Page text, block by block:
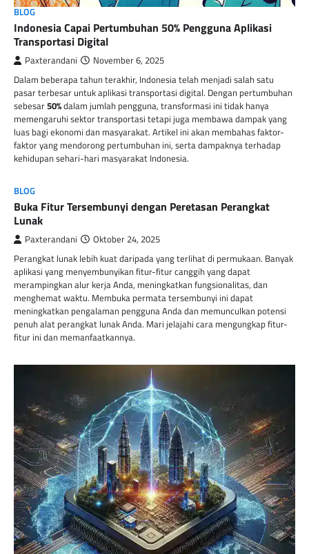
BLOG
Indonesia Capai Pertumbuhan 50% Pengguna Aplikasi
Transportasi Digital
Paxterandani November 6, 2025
Dalam beberapa tahun terakhir, Indonesia telah menjadi salah satu
pasar terbesar untuk aplikasi transportasi digital. Dengan pertumbuhan
sebesar50%dalam jumlah pengguna, transformasi ini tidak hanya
memengaruhi sektor transportasi tetapi juga membawa dampak yang
luas bagi ekonomi dan masyarakat. Artikel ini akan membahas faktor-
faktor yang mendorong pertumbuhan ini, serta dampaknya terhadap
kehidupan sehari-hari masyarakat Indonesia.
BLOG
Buka Fitur Tersembunyi dengan Peretasan Perangkat
Lunak
Paxterandani Oktober 24, 2025
Perangkat lunak lebih kuat daripada yang terlihat di permukaan. Banyak
aplikasi yang menyembunyikan fitur-fitur canggih yang dapat
merampingkan alur kerja Anda, meningkatkan fungsionalitas, dan
menghemat waktu. Membuka permata tersembunyi ini dapat
meningkatkan pengalaman pengguna Anda dan memunculkan potensi
penuh alat perangkat lunak Anda. Mari jelajahi cara mengungkap fitur-
fitur ini dan memanfaatkannya.